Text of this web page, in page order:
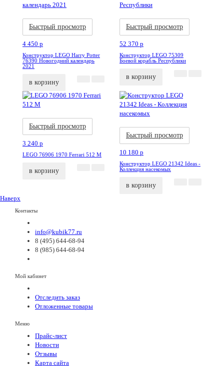
Быстрый просмотр
4 450 p
Конструктор LEGO Harry Potter
76390 Новогодний календарь
2021
в корзину
Быстрый просмотр
52 370 p
Конструктор LEGO 75309
Боевой корабль Республики
в корзину
Быстрый просмотр
3 240 p
LEGO 76906 1970 Ferrari 512 M
в корзину
Быстрый просмотр
10 180 p
Конструктор LEGO 21342 Ideas -
Коллекция насекомых
в корзину
Наверх
Контакты
info@kubik77.ru
8 (495) 644-68-94
8 (985) 644-68-94
Мой кабинет
Отследить заказ
Отложенные товары
Меню
Прайс-лист
Новости
Отзывы
Карта сайта